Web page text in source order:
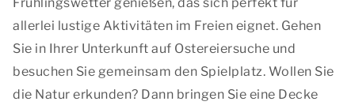
allerlei lustige Aktivitäten im Freien eignet. Gehen
Sie in Ihrer Unterkunft auf Ostereiersuche und
besuchen Sie gemeinsam den Spielplatz. Wollen Sie
die Natur erkunden? Dann bringen Sie eine Decke